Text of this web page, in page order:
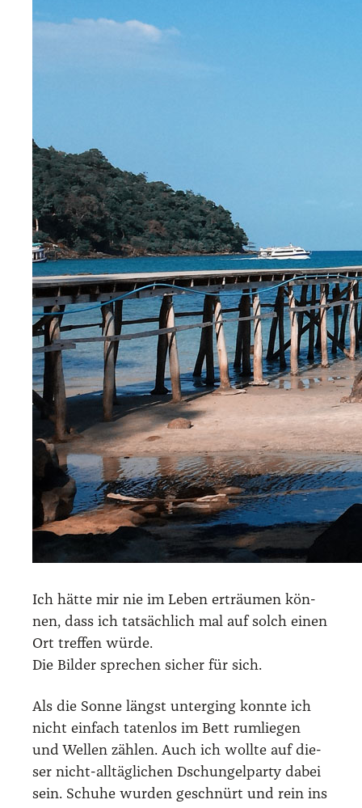
Ich hät­te mir nie im Leben erträu­men kön­
nen, dass ich tat­säch­lich mal auf solch einen
Ort tref­fen wür­de.
Die Bil­der spre­chen sicher für sich.
Als die Son­ne längst unter­ging konn­te ich
nicht ein­fach taten­los im Bett rum­lie­gen
und Wel­len zäh­len. Auch ich woll­te auf die­
ser nicht-all­täg­li­chen Dschun­gel­par­ty dabei
sein. Schu­he wur­den geschnürt und rein ins